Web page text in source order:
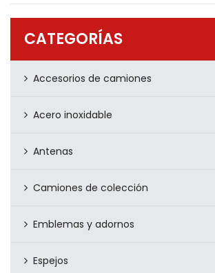
PRODUCTOS
CONTÁCTENOS
CATEGORÍAS
Accesorios de camiones
Acero inoxidable
Antenas
Camiones de colección
Emblemas y adornos
Espejos